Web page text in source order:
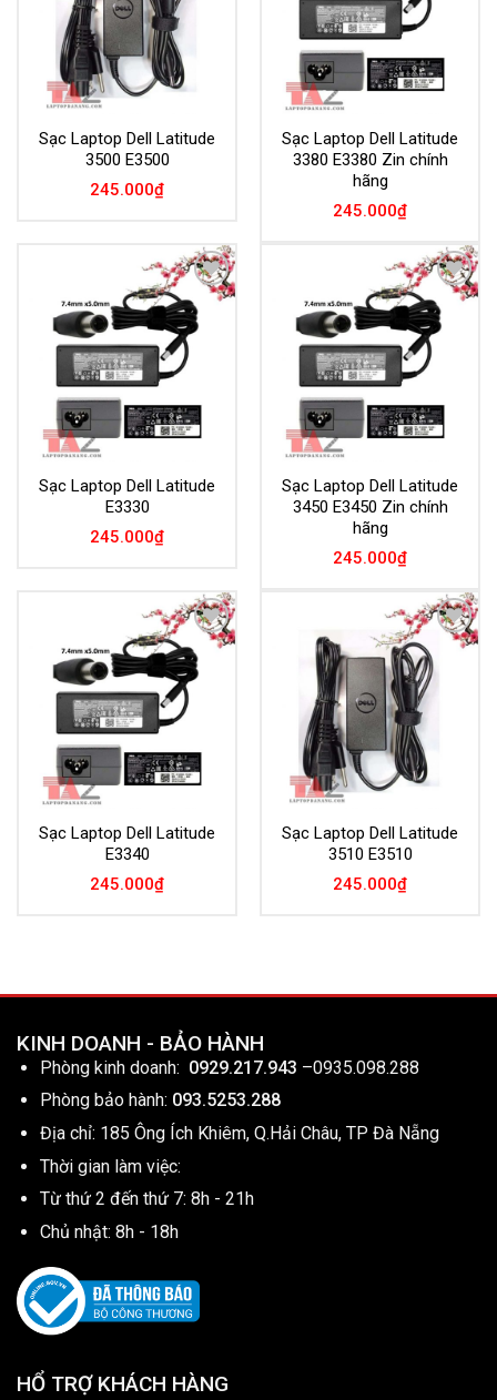
Sạc Laptop Dell Latitude
3500 E3500
245.000₫
Sạc Laptop Dell Latitude
3380 E3380 Zin chính
hãng
245.000₫
Add to
Wishlist
Sạc Laptop Dell Latitude
E3330
245.000₫
Add to
Wishlist
Sạc Laptop Dell Latitude
3450 E3450 Zin chính
hãng
245.000₫
Add to
Wishlist
Sạc Laptop Dell Latitude
E3340
245.000₫
Add to
Wishlist
Sạc Laptop Dell Latitude
3510 E3510
245.000₫
KINH DOANH - BẢO HÀNH
Phòng kinh doanh: 0929.217.943 –0935.098.288
Phòng bảo hành: 093.5253.288
Địa chỉ: 185 Ông Ích Khiêm, Q.Hải Châu, TP Đà Nẵng
Thời gian làm việc:
Từ thứ 2 đến thứ 7: 8h - 21h
Chủ nhật: 8h - 18h
HỔ TRỢ KHÁCH HÀNG